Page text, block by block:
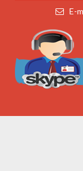
E-